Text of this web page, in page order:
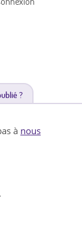
?
à nous